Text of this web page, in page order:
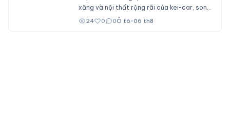
xăng và nội thất rộng rãi của kei-car, song
không dành cho số đông bởi giá bán ngang
24 0 0Ô tô•06 th8